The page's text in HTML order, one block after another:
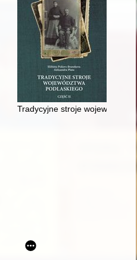
Szeflińskiego, dotyczącą
Tradycyjne stroje
organów koncertowych Zespołu